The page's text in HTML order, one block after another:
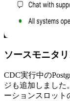
ソースモニタ
CDC実行中の
ジも追加しました
ーションスロット